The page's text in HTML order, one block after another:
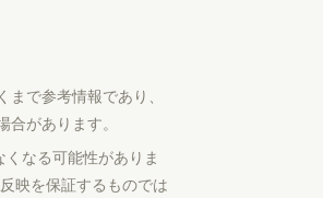
で参考情報であり、
があります。
なる可能性がありま
映を保証するものでは